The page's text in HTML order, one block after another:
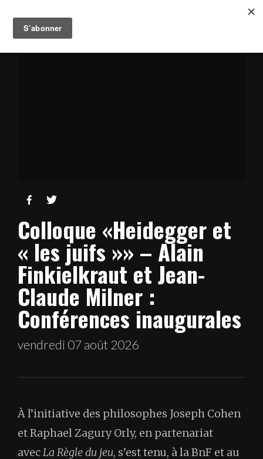
 
Colloque «Heidegger et
« les juifs »» – Alain
Finkielkraut et Jean-
Claude Milner :
Conférences inaugurales
vendredi 07 août 2026
À l’initiative des philosophes Joseph Cohen
et Raphael Zagury Orly, en partenariat
avecLa Règle du jeu, s’est tenu, à la BnF et au